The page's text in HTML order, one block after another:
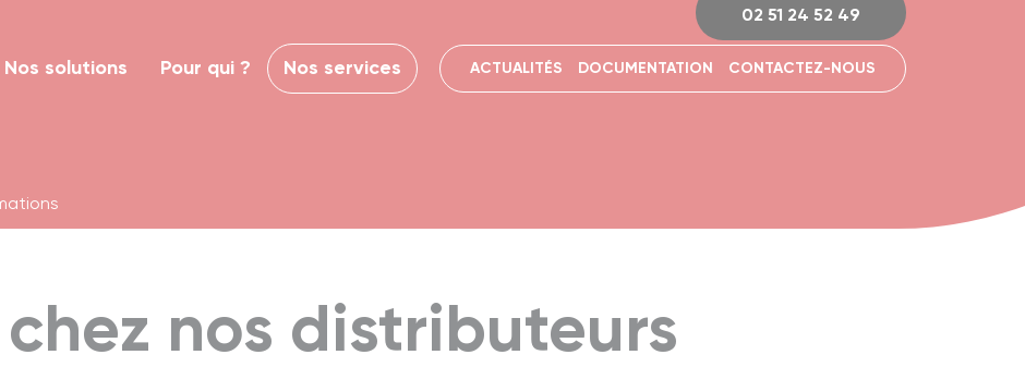
Nos solutions Pour qui ? Nos services ACTUALITÉS DOCUMENTATION CONTACTEZ-NOUS
02 51 24 52 49
nos distributeurs